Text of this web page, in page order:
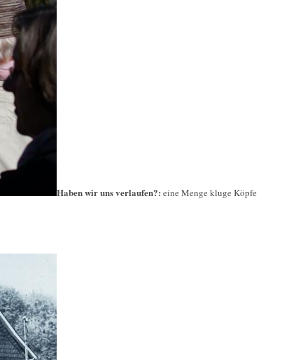
Haben wir uns verlaufen?: eine Menge kluge Köpfe